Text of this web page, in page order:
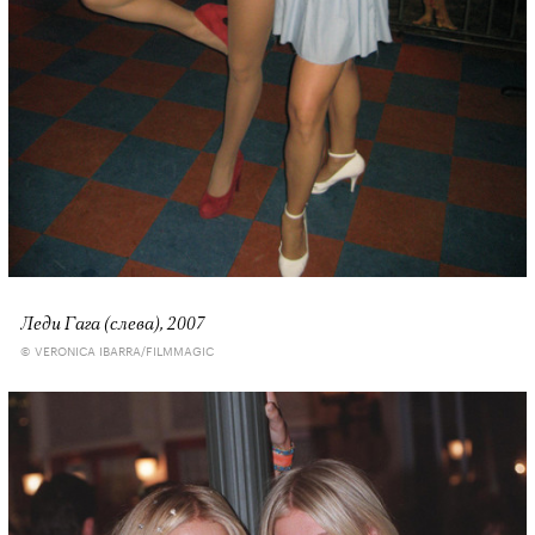
Леди Гага (слева), 2007
© VERONICA IBARRA/FILMMAGIC